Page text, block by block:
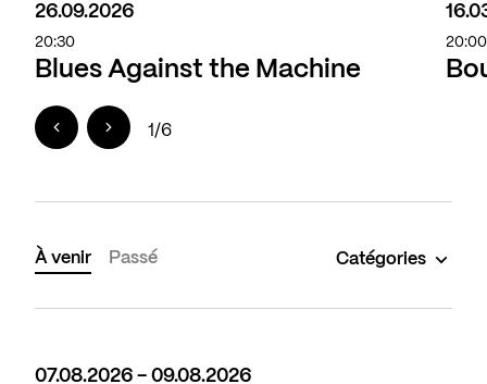
Blues Against the Machine
26.09.2026
20:30 20:00
1/6
À venir Passé Catégories
07.08.2026 - 09.08.2026